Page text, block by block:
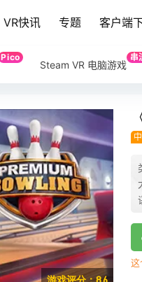
VR快讯 专题 客户端
Pico
Steam VR 电脑游戏
串
游戏评分：8.6
这